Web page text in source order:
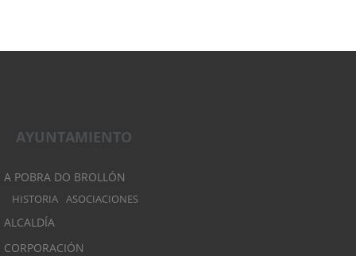
AYUNTAMIENTO
A POBRA DO BROLLÓN
HISTORIA ASOCIACIONES
ALCALDÍA
CORPORACIÓN